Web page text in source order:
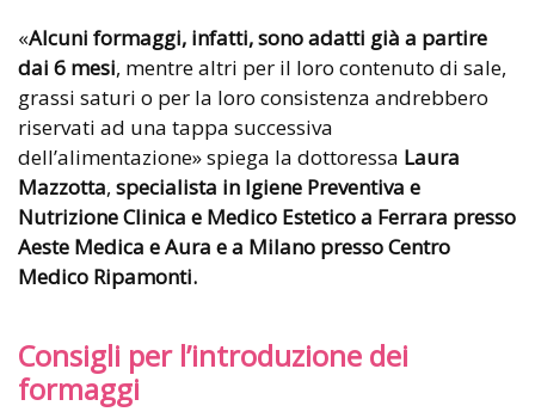
«Alcuni formaggi, infatti, sono adatti già a partire
dai 6 mesi, mentre altri per il loro contenuto di sale,
grassi saturi o per la loro consistenza andrebbero
riservati ad una tappa successiva
dell’alimentazione» spiega la dottoressa Laura
Mazzotta, specialista in Igiene Preventiva e
Nutrizione Clinica e Medico Estetico a Ferrara presso
Aeste Medica e Aura e a Milano presso Centro
Medico Ripamonti.
Consigli per l’introduzione dei
formaggi